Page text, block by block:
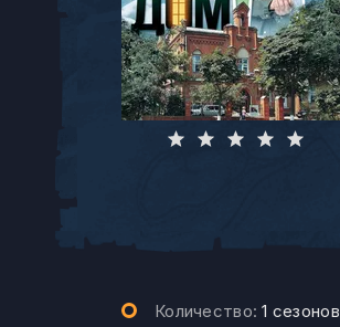
Количество:1 сезонов